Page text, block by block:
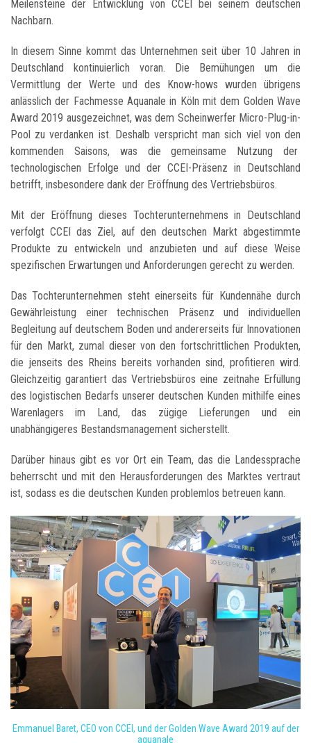
Meilensteine der Entwicklung von CCEI bei seinem deutschen
Nachbarn.
In diesem Sinne kommt das Unternehmen seit über 10 Jahren in
Deutschland kontinuierlich voran. Die Bemühungen um die
Vermittlung der Werte und des Know-hows wurden übrigens
anlässlich der Fachmesse Aquanale in Köln mit dem Golden Wave
Award 2019 ausgezeichnet, was dem Scheinwerfer Micro-Plug-in-
Pool zu verdanken ist. Deshalb verspricht man sich viel von den
kommenden Saisons, was die gemeinsame Nutzung der
technologischen Erfolge und der CCEI-Präsenz in Deutschland
betrifft, insbesondere dank der Eröffnung des Vertriebsbüros.
Mit der Eröffnung dieses Tochterunternehmens in Deutschland
verfolgt CCEI das Ziel, auf den deutschen Markt abgestimmte
Produkte zu entwickeln und anzubieten und auf diese Weise
spezifischen Erwartungen und Anforderungen gerecht zu werden.
Das Tochterunternehmen steht einerseits für Kundennähe durch
Gewährleistung einer technischen Präsenz und individuellen
Begleitung auf deutschem Boden und andererseits für Innovationen
für den Markt, zumal dieser von den fortschrittlichen Produkten,
die jenseits des Rheins bereits vorhanden sind, profitieren wird.
Gleichzeitig garantiert das Vertriebsbüros eine zeitnahe Erfüllung
des logistischen Bedarfs unserer deutschen Kunden mithilfe eines
Warenlagers im Land, das zügige Lieferungen und ein
unabhängigeres Bestandsmanagement sicherstellt.
Darüber hinaus gibt es vor Ort ein Team, das die Landessprache
beherrscht und mit den Herausforderungen des Marktes vertraut
ist, sodass es die deutschen Kunden problemlos betreuen kann.
Emmanuel Baret, CEO von CCEI, und der Golden Wave Award 2019 auf der
aquanale